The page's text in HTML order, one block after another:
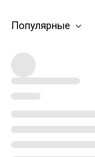
Популярные